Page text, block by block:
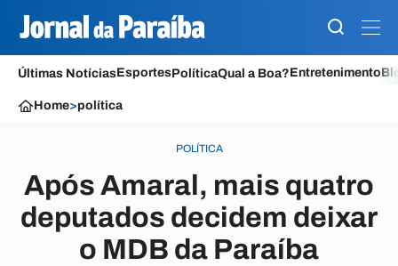
Últimas NotíciasEsportesPolíticaQual a Boa?Entretenimento
Home>política
POLÍTICA
Após Amaral, mais quatro
deputados decidem deixar
o MDB da Paraíba